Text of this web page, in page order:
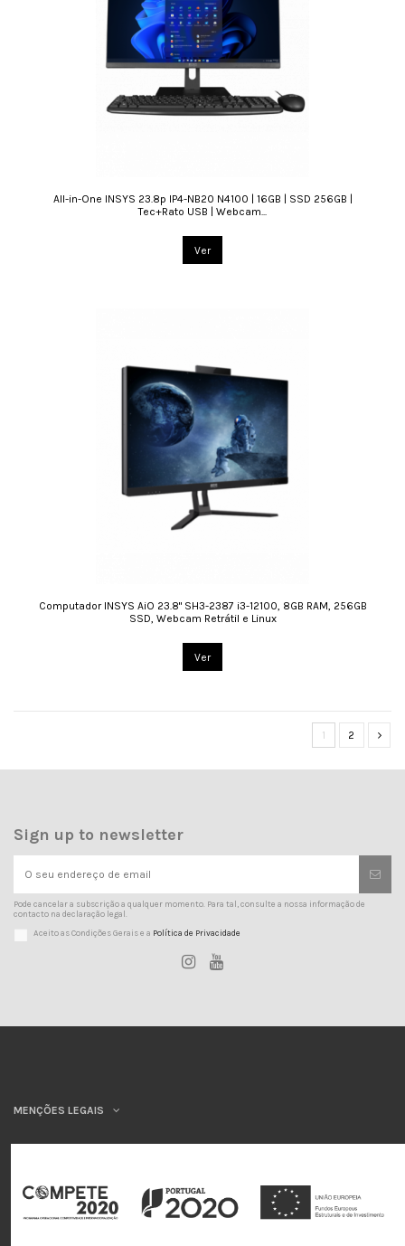
All-in-One INSYS 23.8p IP4-NB20 N4100 | 16GB | SSD 256GB |
Tec+Rato USB | Webcam...
Ver
Computador INSYS AiO 23.8" SH3-2387 i3-12100, 8GB RAM, 256GB
SSD, Webcam Retrátil e Linux
Ver
1 2
Sign up to newsletter
Pode cancelar a subscrição a qualquer momento. Para tal, consulte a nossa informação de
contacto na declaração legal.
Aceito as Condições Gerais e a Política de Privacidade
MENÇÕES LEGAIS
INSYS